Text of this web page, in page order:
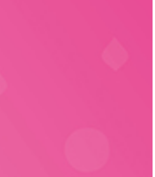
Einkäufer pflanzliche
und Gewürze
– Mikrobiologie
/ Metzger –
&
(m/w/d)
Einkauf –
Süßware /